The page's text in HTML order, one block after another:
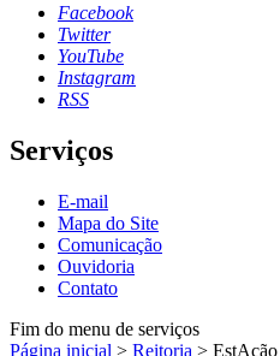
Facebook
Twitter
YouTube
Instagram
RSS
Serviços
E-mail
Mapa do Site
Comunicação
Ouvidoria
Contato
Fim do menu de serviços
Página inicial > Reitoria >